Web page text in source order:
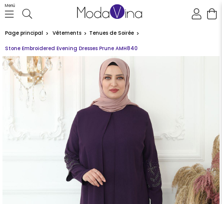
Menü
Page principal Vêtements Tenues de Soirée
Stone Embroidered Evening Dresses Prune AMH840